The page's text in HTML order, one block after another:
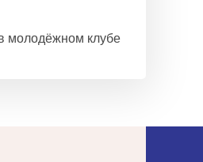
молодёжном клубе